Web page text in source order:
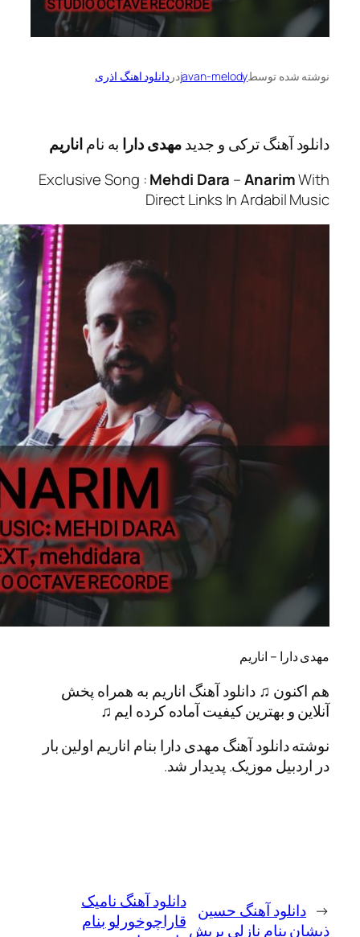
توسطjavan-melodyدردانلود اهنگ اذری
ترکی و جدیدمهدی دارابه ناماناریم
Exclusive Song :Mehdi Dara–
Direct Links In
– اناریم
♫ دانلود آهنگ اناریم به همراه پخش
بهترین کیفیت آماده کرده ایم ♫
آهنگ مهدی دارا بنام اناریم اولین بار
موزیک. پدیدار شد.
آهنگ حسین
نازلی یریش
دانلود آهنگ نامیک
قاراچوخورلو بنام